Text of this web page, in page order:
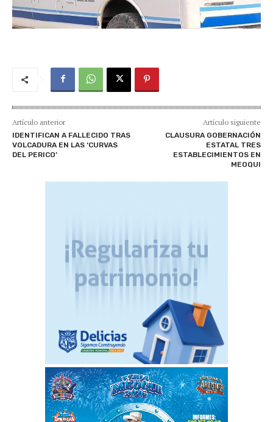
Artículo anterior
IDENTIFICAN A FALLECIDO TRAS
VOLCADURA EN LAS ‘CURVAS
DEL PERICO’
Artículo siguiente
CLAUSURA GOBERNACIÓN
ESTATAL TRES
ESTABLECIMIENTOS EN
MEOQUI